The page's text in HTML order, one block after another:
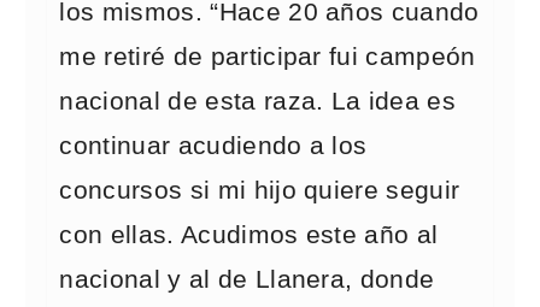
los mismos. “Hace 20 años cuando
me retiré de participar fui campeón
nacional de esta raza. La idea es
continuar acudiendo a los
concursos si mi hijo quiere seguir
con ellas. Acudimos este año al
nacional y al de Llanera, donde